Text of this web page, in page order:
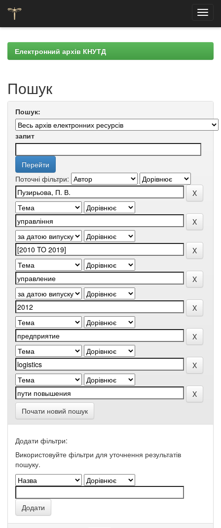
navigationЕлектронний архів КНУТД
Пошук
Пошук:
запит
Поточні фільтри:
Почати новий пошук
Додати фільтри:
Використовуйте фільтри для уточнення результатів
пошуку.